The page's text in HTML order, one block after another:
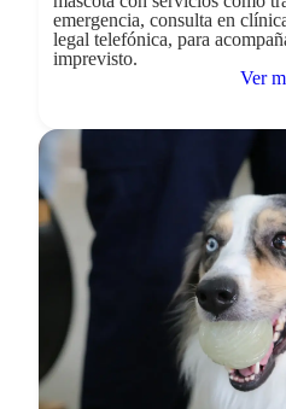
emergencia, consulta en
legal telefónica, para
imprevisto.
Ver